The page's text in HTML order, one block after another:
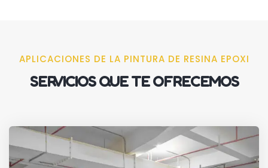
APLICACIONES DE LA PINTURA DE RESINA EPOXI
SERVICIOS QUE TE OFRECEMOS